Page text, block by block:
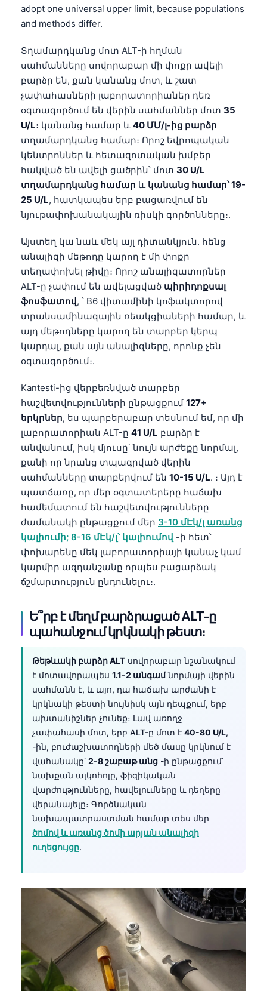
adopt one universal upper limit, because populations
and methods differ.
Տղամարդկանց մոտ ALT-ի հղման
սահմանները սովորաբար մի փոքր ավելի
բարձր են, քան կանանց մոտ, և շատ
չափահասների լաբորատորիաներ դեռ
օգտագործում են վերին սահմաններ մոտ 35
U/L։ կանանց համար և 40 ՄՄ/լ-ից բարձր
տղամարդկանց համար։ Որոշ եվրոպական
կենտրոններ և հետազոտական խմբեր
հակված են ավելի ցածրին՝ մոտ 30 U/L
տղամարդկանց համար և կանանց համար՝ 19-
25 U/L, հատկապես երբ բացառվում են
նյութափոխանակային ռիսկի գործոնները։.
Այստեղ կա նաև մեկ այլ դիտանկյուն. հենց
անալիզի մեթոդը կարող է մի փոքր
տեղափոխել թիվը։ Որոշ անալիզատորներ
ALT-ը չափում են ավելացված պիրիդոքսալ
ֆոսֆատով, ՝ B6 վիտամինի կոֆակտորով
տրանսամինազային ռեակցիաների համար, և
այդ մեթոդները կարող են տարբեր կերպ
կարդալ, քան այն անալիզները, որոնք չեն
օգտագործում։.
Kantesti-ից վերբեռնված տարբեր
հաշվետվությունների ընթացքում 127+
երկրներ, ես պարբերաբար տեսնում եմ, որ մի
լաբորատորիան ALT-ը 41 U/L բարձր է
անվանում, իսկ մյուսը՝ նույն արժեքը նորմալ,
քանի որ նրանց տպագրված վերին
սահմանները տարբերվում են 10-15 U/L. ։ Այդ է
պատճառը, որ մեր օգտատերերը հաճախ
համեմատում են հաշվետվությունները
ժամանակի ընթացքում մեր 3-10 մԷկ/լ առանց
կալիումի; 8-16 մԷկ/լ՝ կալիումով -ի հետ՝
փոխարենը մեկ լաբորատորիայի կանաչ կամ
կարմիր ազդանշանը որպես բացարձակ
ճշմարտություն ընդունելու։.
Ե՞րբ է մեղմ բարձրացած ALT-ը
պահանջում կրկնակի թեստ։
Թեթևակի բարձր ALT սովորաբար նշանակում
է մոտավորապես 1.1-2 անգամնորմայի վերին
սահմանն է, և այո, դա հաճախ արժանի է
կրկնակի թեստի նույնիսկ այն դեպքում, երբ
ախտանիշներ չունեք։ Լավ առողջ
չափահասի մոտ, երբ ALT-ը մոտ է 40-80 U/L,
-ին, բուժաշխատողների մեծ մասը կրկնում է
վահանակը՝ 2-8 շաբաթ անց -ի ընթացքում՝
նախքան ալկոհոլը, ֆիզիկական
վարժությունները, հավելումները և դեղերը
վերանայելը։ Գործնական
նախապատրաստման համար տես մեր
ծոմով և առանց ծոմի արյան անալիզի
ուղեցույցը.